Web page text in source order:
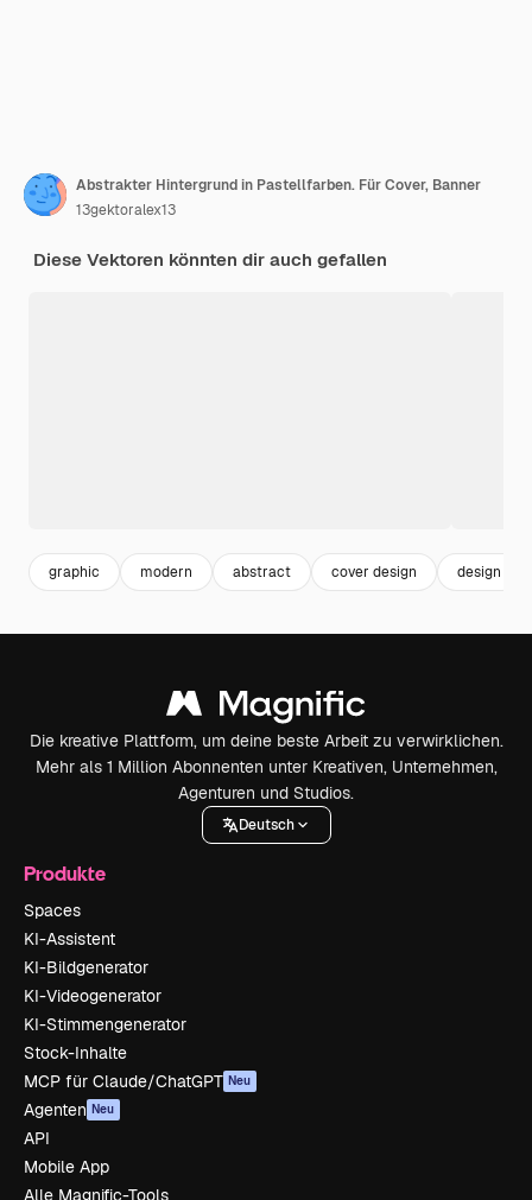
Abstrakter Hintergrund in Pastellfarben. Für Cover, Banner
13gektoralex13
Diese Vektoren könnten dir auch gefallen
graphic modern abstract cover design design
Die kreative Plattform, um deine beste Arbeit zu verwirklichen.
Mehr als 1 Million Abonnenten unter Kreativen, Unternehmen,
Agenturen und Studios.
Deutsch
Produkte
Spaces
KI-Assistent
KI-Bildgenerator
KI-Videogenerator
KI-Stimmengenerator
Stock-Inhalte
MCP für Claude/ChatGPT Neu
Agenten Neu
API
Mobile App
Alle Magnific-Tools